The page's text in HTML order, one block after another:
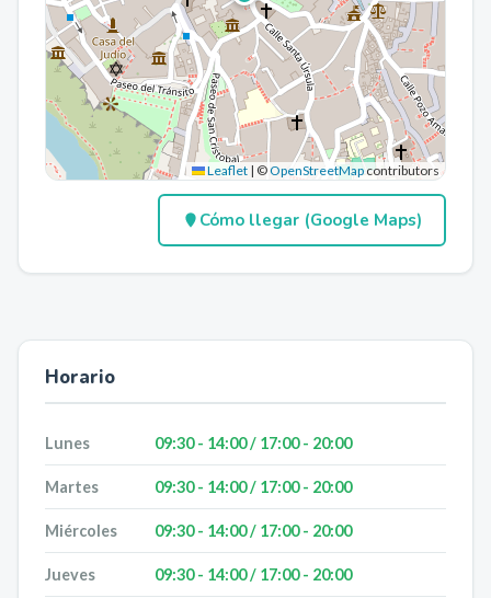
Leaflet | ©OpenStreetMap contributors
Cómo llegar (Google Maps)
Horario
Lunes 09:30 - 14:00 / 17:00 - 20:00
Martes 09:30 - 14:00 / 17:00 - 20:00
Miércoles 09:30 - 14:00 / 17:00 - 20:00
Jueves 09:30 - 14:00 / 17:00 - 20:00